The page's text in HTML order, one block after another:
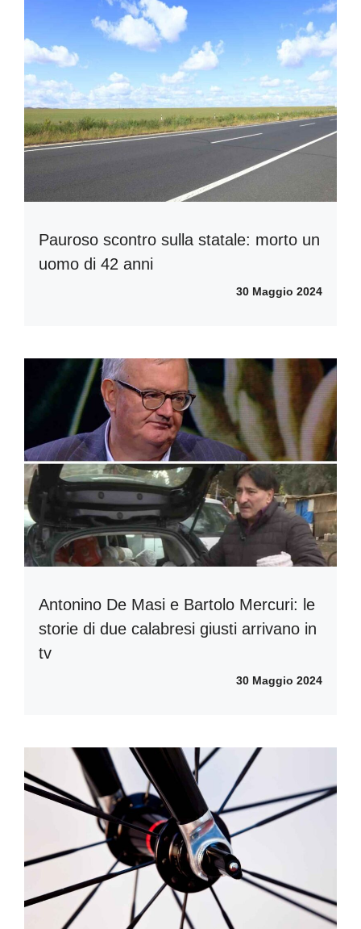
Pauroso scontro sulla statale: morto un
uomo di 42 anni
30 Maggio 2024
Antonino De Masi e Bartolo Mercuri: le
storie di due calabresi giusti arrivano in
tv
30 Maggio 2024